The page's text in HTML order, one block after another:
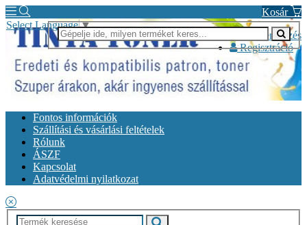
Kosár
Bejelentkezés
Regisztráció
Select Language▼
Fontos információk
Szállítási és vásárlási feltételek
Rólunk
ÁSZF
Kapcsolat
Adatvédelmi nyilatkozat